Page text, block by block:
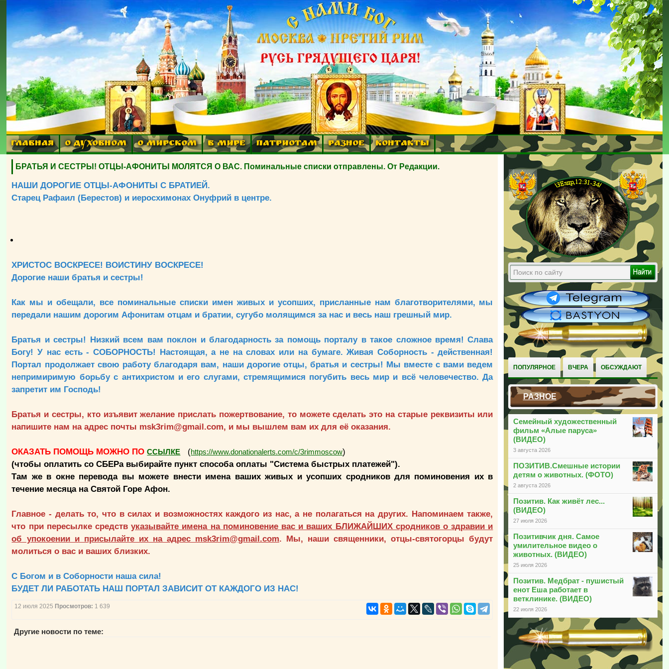
ГЛАВНАЯ О ДУХОВНОМ О МИРСКОМ В МИРЕ ПАТРИОТАМ РАЗНОЕ КОНТАКТЫ
ПОПУЛЯРНОЕ ВЧЕРА ОБСУЖДАЮТ
РАЗНОЕ
Семейный художественный
фильм «Алые паруса»
(ВИДЕО)
3 августа 2026
ПОЗИТИВ.Смешные истории
детям о животных. (ФОТО)
2 августа 2026
Позитив. Как живёт лес...
(ВИДЕО)
27 июля 2026
Позитивчик дня. Самое
умилительное видео о
животных. (ВИДЕО)
25 июля 2026
Позитив. Медбрат - пушистый
енот Еша работает в
ветклинике. (ВИДЕО)
22 июля 2026
БРАТЬЯ И СЕСТРЫ! ОТЦЫ-АФОНИТЫ МОЛЯТСЯ О ВАС. Поминальные списки отправлены. От Редакции.
НАШИ ДОРОГИЕ ОТЦЫ-АФОНИТЫ С БРАТИЕЙ.
Старец Рафаил (Берестов) и иеросхимонах Онуфрий в центре.
ХРИСТОС ВОСКРЕСЕ! ВОИСТИНУ ВОСКРЕСЕ!
Дорогие наши братья и сестры!
Как мы и обещали, все поминальные списки имен живых и усопших, присланные нам благотворителями, мы
передали нашим дорогим Афонитам отцам и братии, сугубо молящимся за нас и весь наш грешный мир.
Братья и сестры! Низкий всем вам поклон и благодарность за помощь порталу в такое сложное время! Слава
Богу! У нас есть - СОБОРНОСТЬ! Настоящая, а не на словах или на бумаге. Живая Соборность - действенная!
Портал продолжает свою работу благодаря вам, наши дорогие отцы, братья и сестры! Мы вместе с вами ведем
непримиримую борьбу с антихристом и его слугами, стремящимися погубить весь мир и всё человечество. Да
запретит им Господь!
Братья и сестры, кто изъявит желание прислать пожертвование, то можете сделать это на старые реквизиты или
напишите нам на адрес почты msk3rim@gmail.com, и мы вышлем вам их для её оказания.
ОКАЗАТЬ ПОМОЩЬ МОЖНО ПОССЫЛКЕ (https://www.donationalerts.com/c/3rimmoscow)
(чтобы оплатить со СБЕРа выбирайте пункт способа оплаты "Система быстрых платежей").
Там же в окне перевода вы можете внести имена ваших живых и усопших сродников для поминовения их в
течение месяца на Святой Горе Афон.
Главное - делать то, что в силах и возможностях каждого из нас, а не полагаться на других. Напоминаем также,
что при пересылке средствуказывайте имена на поминовение вас и ваших БЛИЖАЙШИХ сродников о здравии и
об упокоении и присылайте их на адрес msk3rim@gmail.com. Мы, наши священники, отцы-святогорцы будут
молиться о вас и ваших близких.
С Богом и в Соборности наша сила!
БУДЕТ ЛИ РАБОТАТЬ НАШ ПОРТАЛ ЗАВИСИТ ОТ КАЖДОГО ИЗ НАС!
12 июля 2025 Просмотров: 1 639
Другие новости по теме: